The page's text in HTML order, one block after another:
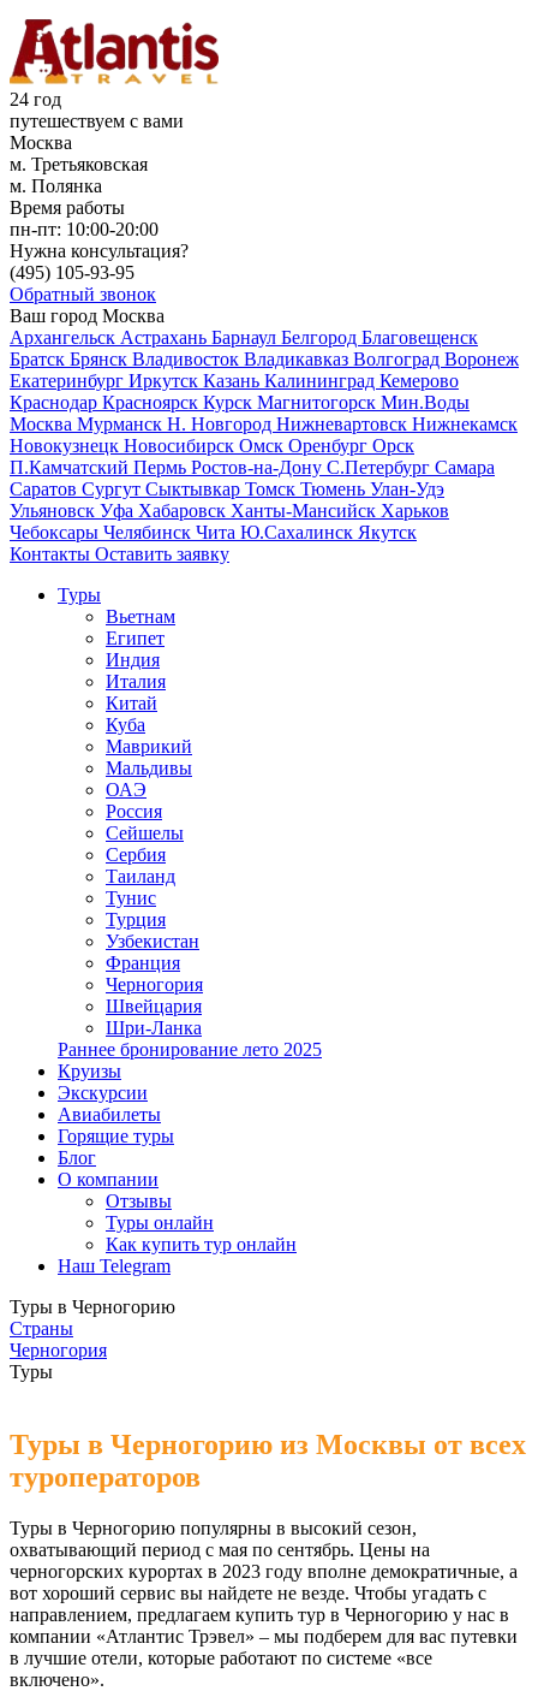
24 год
путешествуем с вами
Москва
м. Третьяковская
м. Полянка
Время работы
пн-пт: 10:00-20:00
Нужна консультация?
(495) 105-93-95
Обратный звонок
Ваш город Москва
Архангельск Астрахань Барнаул Белгород Благовещенск
Братск Брянск Владивосток Владикавказ Волгоград Воронеж
Екатеринбург Иркутск Казань Калининград Кемерово
Краснодар Красноярск Курск Магнитогорск Мин.Воды
Москва Мурманск Н. Новгород Нижневартовск Нижнекамск
Новокузнецк Новосибирск Омск Оренбург Орск
П.Камчатский Пермь Ростов-на-Дону С.Петербург Самара
Саратов Сургут Сыктывкар Томск Тюмень Улан-Удэ
Ульяновск Уфа Хабаровск Ханты-Мансийск Харьков
Чебоксары Челябинск Чита Ю.Сахалинск Якутск
Контакты Оставить заявку
Туры
Вьетнам
Египет
Индия
Италия
Китай
Куба
Маврикий
Мальдивы
ОАЭ
Россия
Сейшелы
Сербия
Таиланд
Тунис
Турция
Узбекистан
Франция
Черногория
Швейцария
Шри-Ланка
Раннее бронирование лето 2025
Круизы
Экскурсии
Авиабилеты
Горящие туры
Блог
О компании
Отзывы
Туры онлайн
Как купить тур онлайн
Наш Telegram
Туры в Черногорию
Страны
Черногория
Туры
Туры в Черногорию из Москвы от всех
туроператоров
Туры в Черногорию популярны в высокий сезон,
охватывающий период с мая по сентябрь. Цены на
черногорских курортах в 2023 году вполне демократичные, а
вот хороший сервис вы найдете не везде. Чтобы угадать с
направлением, предлагаем купить тур в Черногорию у нас в
компании «Атлантис Трэвел» – мы подберем для вас путевки
в лучшие отели, которые работают по системе «все
включено».